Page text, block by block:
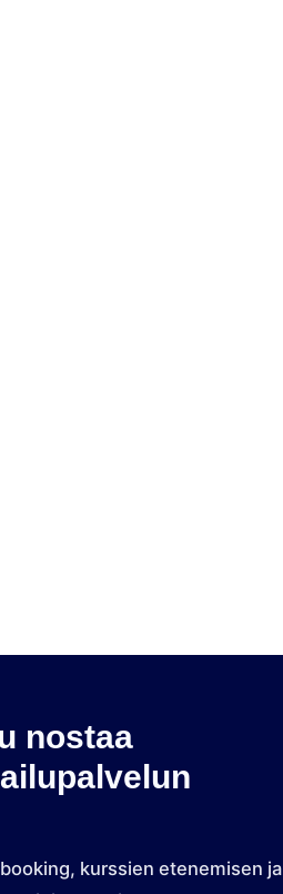
nostaa
kurssien etenemisen ja